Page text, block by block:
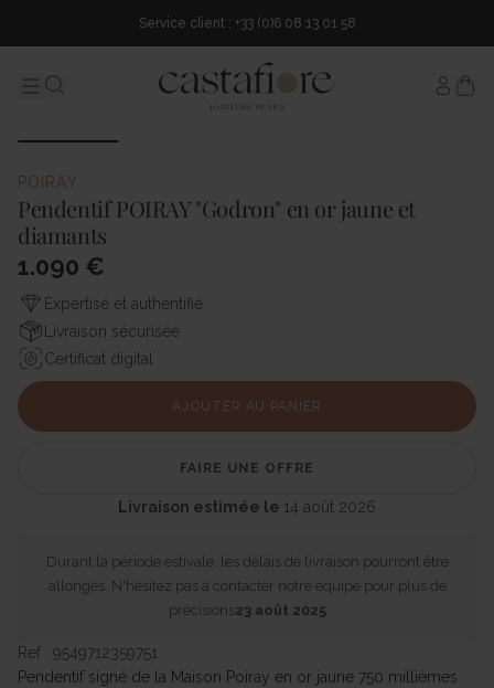
Service client : +33 (0)6 08 13 01 58
Menu Mon
POIRAY
Pendentif POIRAY "Godron" en or jaune et
diamants
1.090 €
Expertisé et authentifié
Livraison sécurisée
Certificat digital
AJOUTER AU PANIER
FAIRE UNE OFFRE
Livraison estimée le 14 août 2026
Durant la période estivale, les délais de livraison pourront être
allongés. N'hésitez pas à contacter notre équipe pour plus de
précisions23 août 2025
Ref : 9549712359751
Pendentif signé de la Maison Poiray en or jaune 750 millièmes